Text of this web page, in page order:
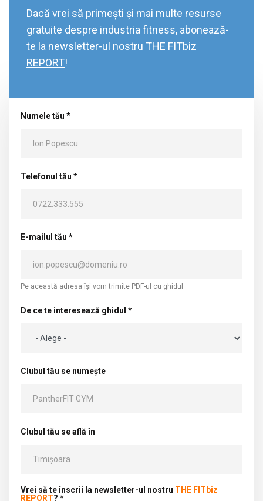
Dacă vrei să primești și mai multe resurse
gratuite despre industria fitness, abonează-
te la newsletter-ul nostru THE FITbiz
REPORT!
Numele tău *
Telefonul tău *
E-mailul tău *
Pe această adresa își vom trimite PDF-ul cu ghidul
De ce te interesează ghidul *
Clubul tău se numește
Clubul tău se află în
Vrei să te înscrii la newsletter-ul nostru THE FITbiz
REPORT? *